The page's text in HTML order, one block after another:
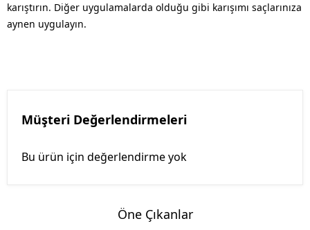
karıştırın. Diğer uygulamalarda olduğu gibi karışımı saçlarınıza
aynen uygulayın.
Müşteri Değerlendirmeleri
Bu ürün için değerlendirme yok
Öne Çıkanlar